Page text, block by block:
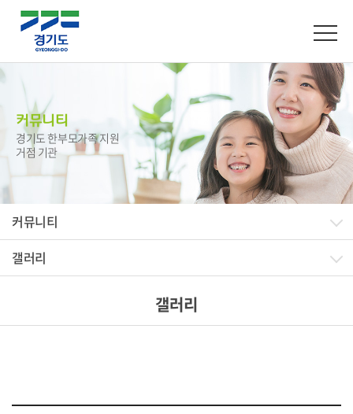
커뮤니티
경기도 한부모가족 지원
거점 기관
커뮤니티
갤러리
갤러리